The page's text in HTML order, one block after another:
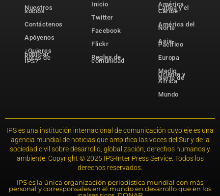
Nuestros
socios
Contáctenos
Apóyenos
¿Quieres
publicar
notas de
IPS?
Inicio
Twitter
Facebook
Flickr
Reglas de
comunidad
América
Latina y el
Caribe
América del
Norte
Asia-
Pacífico
Europa
Medio
Oriente y
Norte de
África
Mundo
IPS es una institución internacional de comunicación cuyo eje es una
agencia mundial de noticias que amplifica las voces del Sur y de la
sociedad civil sobre desarrollo, globalización, derechos humanos y
ambiente. Copyright © 2025 IPS-Inter Press Service. Todos los
derechos reservados.
IPS es la única organización periodística mundial con más
personal y corresponsales en el mundo en desarrollo que en los